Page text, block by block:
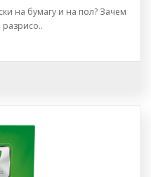
на бумагу и на пол? Зачем
разрисо..